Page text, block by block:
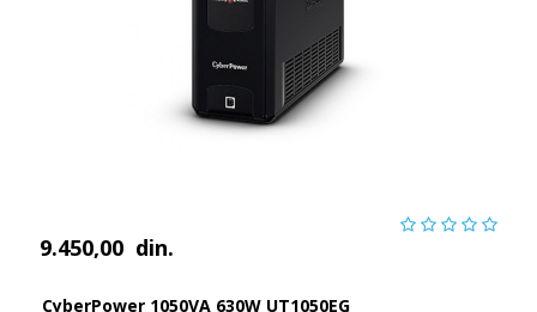
9.450,00 din.
CyberPower 1050VA 630W UT1050EG